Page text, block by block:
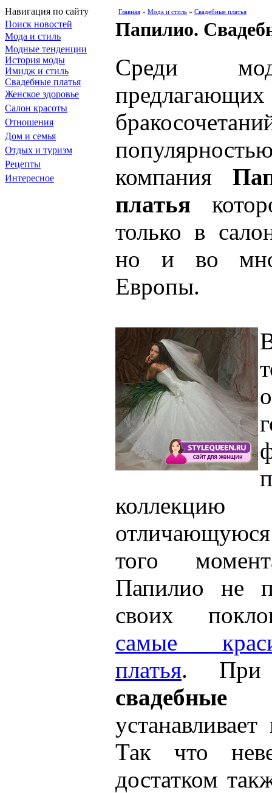
Навигация по сайту
Поиск новостей
Мода и стиль
Модные тенденции
История моды
Имидж и стиль
Свадебные платья
Женское здоровье
Салон красоты
Отношения
Дом и семья
Отдых и туризм
Рецепты
Интересное
Главная » Мода и стиль » Свадебные платья
Папилио.
Среди
компания
платья
только в
но и во
Европы.
того
Папилио не
своих
самые
платья.
Так что
достатком